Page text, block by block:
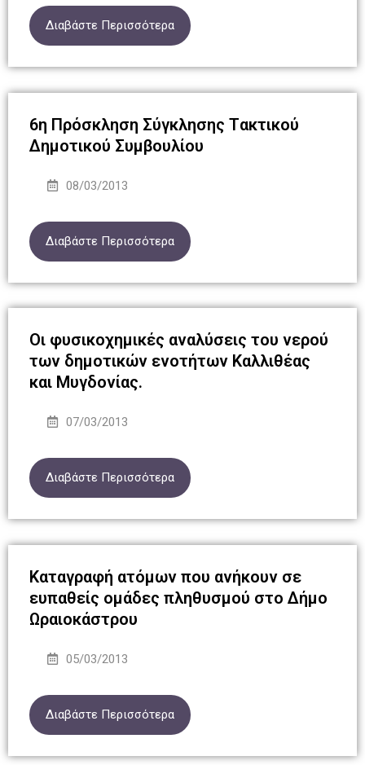
Διαβάστε Περισσότερα
6η Πρόσκληση Σύγκλησης Tακτικού
Δημοτικού Συμβουλίου
08/03/2013
Διαβάστε Περισσότερα
Οι φυσικοχημικές αναλύσεις του νερού
των δημοτικών ενοτήτων Καλλιθέας
και Μυγδονίας.
07/03/2013
Διαβάστε Περισσότερα
Καταγραφή ατόμων που ανήκουν σε
ευπαθείς ομάδες πληθυσμού στο Δήμο
Ωραιοκάστρου
05/03/2013
Διαβάστε Περισσότερα